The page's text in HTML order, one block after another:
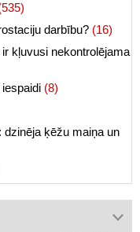
darbību? (16)
kļuvusi nekontrolējama
(8)
dzinēja ķēžu maiņa un